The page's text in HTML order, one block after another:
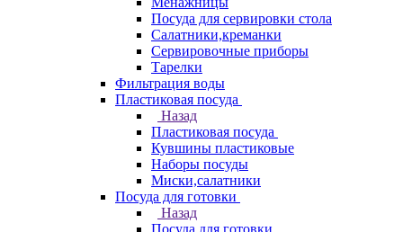
Посуда для сервировки стола
Салатники,креманки
Сервировочные приборы
Тарелки
Фильтрация воды
Пластиковая посуда
Назад
Пластиковая посуда
Кувшины пластиковые
Наборы посуды
Миски,салатники
Посуда для готовки
Назад
Посуда для готовки